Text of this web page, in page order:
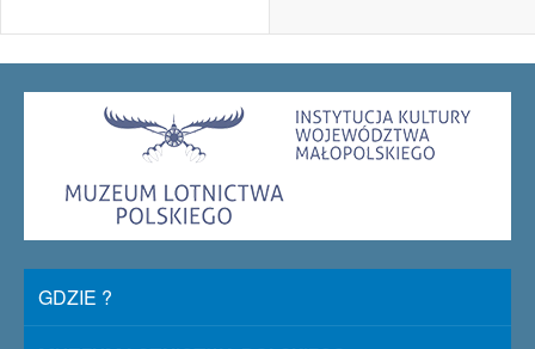
GDZIE ?